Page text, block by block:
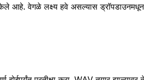
आहे. वेगळे लक्ष्य हवे असल्यास